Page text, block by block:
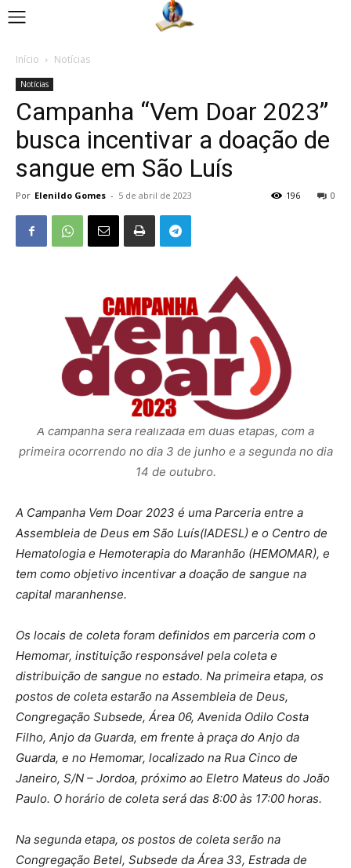
Início Notícias
Notícias
Campanha “Vem Doar 2023”
busca incentivar a doação de
sangue em São Luís
Por Elenildo Gomes - 5 de abril de 2023 0
196
A campanha será realizada em duas etapas, com a
primeira ocorrendo no dia 3 de junho e a segunda no dia
14 de outubro.
A Campanha Vem Doar 2023 é uma Parceria entre a
Assembleia de Deus em São Luís(IADESL) e o Centro de
Hematologia e Hemoterapia do Maranhão (HEMOMAR), e
tem como objetivo incentivar a doação de sangue na
capital maranhense.
Os locais de coleta foram definidos em parceria com o
Hemomar, instituição responsável pela coleta e
distribuição de sangue no estado. Na primeira etapa, os
postos de coleta estarão na Assembleia de Deus,
Congregação Subsede, Área 06, Avenida Odilo Costa
Filho, Anjo da Guarda, em frente à praça do Anjo da
Guarda, e no Hemomar, localizado na Rua Cinco de
Janeiro, S/N – Jordoa, próximo ao Eletro Mateus do João
Paulo. O horário de coleta será das 8:00 às 17:00 horas.
Na segunda etapa, os postos de coleta serão na
Congregação Betel, Subsede da Área 33, Estrada de